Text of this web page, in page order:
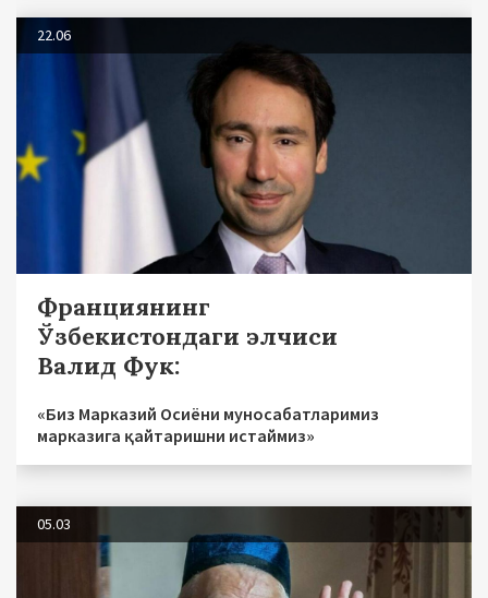
22.06
Франциянинг
Ўзбекистондаги элчиси
Валид Фук:
«Биз Марказий Осиёни муносабатларимиз
марказига қайтаришни истаймиз»
05.03